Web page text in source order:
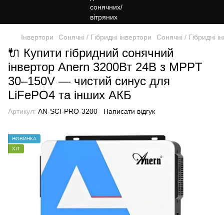
Інвертори Сонячні / Гібридні інвертори Сонячні / Гібридні
🔌 Купити гібридний сонячний
інвертор Anern 3200Вт 24В з MPPT
30–150V — чистий синус для
LiFePO4 та інших АКБ
Артикул: AN-SCI-PRO-3200 Написати відгук
НОВИНКА
ХІТ